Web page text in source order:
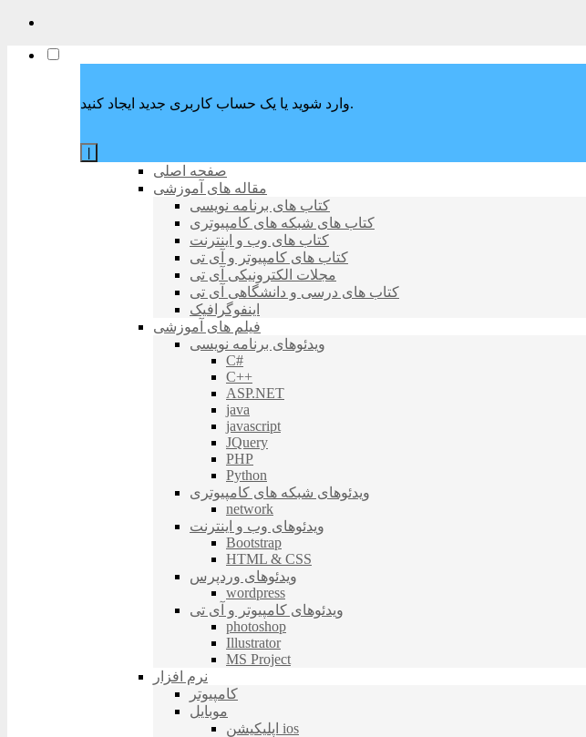
وارد شوید یا یک حساب کاربری جدید ایجاد کنید.
صفحه اصلی
مقاله های آموزشی
کتاب های برنامه نویسی
کتاب های شبکه های کامپیوتری
کتاب های وب و اینترنت
کتاب های کامپیوتر و آی تی
مجلات الکترونیکی آی تی
کتاب های درسی و دانشگاهی آی تی
اینفوگرافیک
فیلم های آموزشی
ویدئوهای برنامه نویسی
C#
C++
ASP.NET
java
javascript
JQuery
PHP
Python
ویدئوهای شبکه های کامپیوتری
network
ویدئوهای وب و اینترنت
Bootstrap
HTML & CSS
ویدئوهای وردپرس
wordpress
ویدئوهای کامپیوتر و آی تی
photoshop
Illustrator
MS Project
نرم افزار
کامپیوتر
موبایل
اپلیکیشن ios